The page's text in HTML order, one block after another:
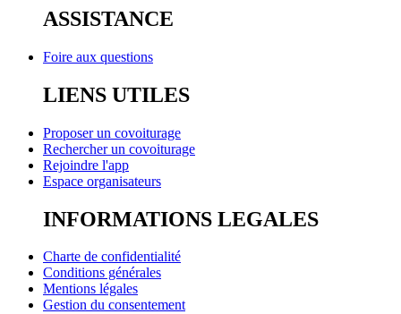
ASSISTANCE
Foire aux questions
LIENS UTILES
Proposer un covoiturage
Rechercher un covoiturage
Rejoindre l'app
Espace organisateurs
INFORMATIONS LEGALES
Charte de confidentialité
Conditions générales
Mentions légales
Gestion du consentement